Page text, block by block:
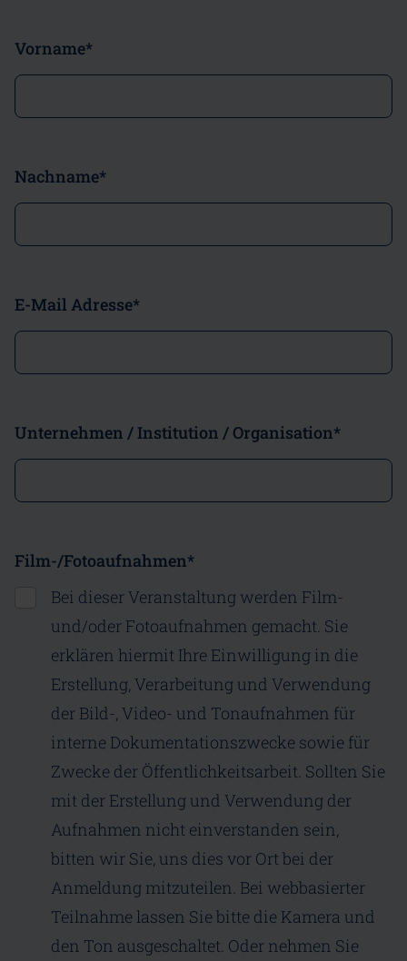
Vorname*
Nachname*
E-Mail Adresse*
Unternehmen / Institution / Organisation*
Film-/Fotoaufnahmen*
Bei dieser Veranstaltung werden Film-
und/oder Fotoaufnahmen gemacht. Sie
erklären hiermit Ihre Einwilligung in die
Erstellung, Verarbeitung und Verwendung
der Bild-, Video- und Tonaufnahmen für
interne Dokumentationszwecke sowie für
Zwecke der Öffentlichkeitsarbeit. Sollten Sie
mit der Erstellung und Verwendung der
Aufnahmen nicht einverstanden sein,
bitten wir Sie, uns dies vor Ort bei der
Anmeldung mitzuteilen. Bei webbasierter
Teilnahme lassen Sie bitte die Kamera und
den Ton ausgeschaltet. Oder nehmen Sie